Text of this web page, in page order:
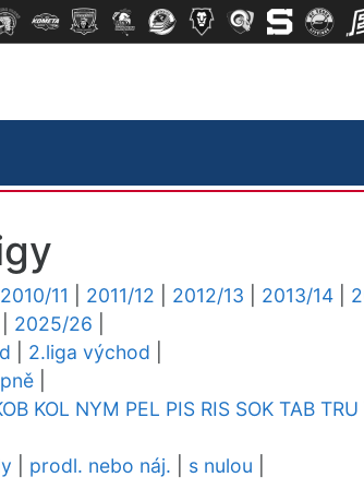
2010/11 2011/12 2012/13 2013/14
2025/26
2.liga východ
KOL NYM PEL PIS RIS SOK TAB TRU
prodl. nebo náj. s nulou